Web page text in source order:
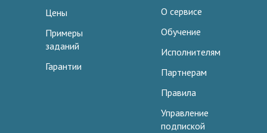
Цены
Примеры
заданий
Гарантии
О сервисе
Обучение
Исполнителям
Партнерам
Правила
Управление
подпиской